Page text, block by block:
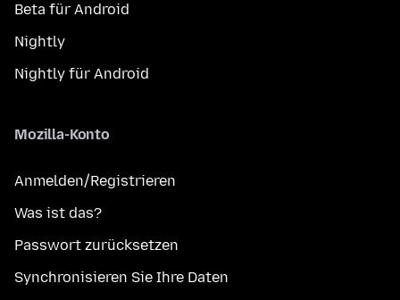
Beta für Android
Nightly
Nightly für Android
Mozilla-Konto
Anmelden/Registrieren
Was ist das?
Passwort zurücksetzen
Synchronisieren Sie Ihre Daten